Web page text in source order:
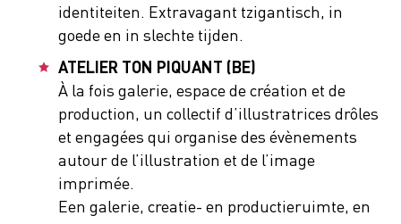
identiteiten. Extravagant tzigantisch, in
goede en in slechte tijden.
ATELIER TON PIQUANT (BE)
À la fois galerie, espace de création et de
production, un collectif d’illustratrices drôles
et engagées qui organise des évènements
autour de l’illustration et de l’image
imprimée.
Een galerie, creatie- en productieruimte, en